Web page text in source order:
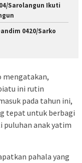
Sarolangun Ikuti
0420/Sarko
mengatakan,
ini rutin
pada tahun ini,
tepat untuk berbagi
puluhan anak yatim
pahala yang